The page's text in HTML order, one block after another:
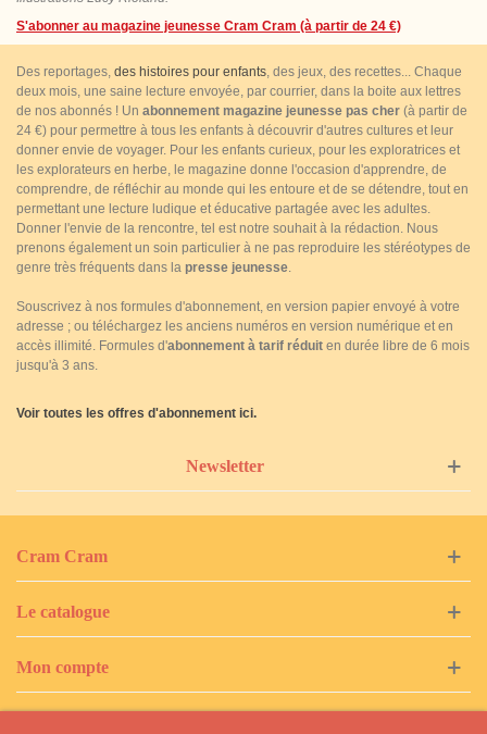
S'abonner au magazine jeunesse Cram Cram (à partir de 24 €)
Des reportages, des histoires pour enfants , des jeux, des recettes... Chaque
deux mois, une saine lecture envoyée, par courrier, dans la boite aux lettres
de nos abonnés ! Un abonnement magazine jeunesse pas cher (à partir de
24 €) pour permettre à tous les enfants à découvrir d'autres cultures et leur
donner envie de voyager. Pour les enfants curieux, pour les exploratrices et
les explorateurs en herbe, le magazine donne l'occasion d'apprendre, de
comprendre, de réfléchir au monde qui les entoure et de se détendre, tout en
permettant une lecture ludique et éducative partagée avec les adultes.
Donner l'envie de la rencontre, tel est notre souhait à la rédaction. Nous
prenons également un soin particulier à ne pas reproduire les stéréotypes de
genre très fréquents dans la presse jeunesse
Souscrivez à nos formules d'abonnement, en version papier envoyé à votre
adresse ; ou téléchargez les anciens numéros en version numérique et en
accès illimité. Formules d'abonnement à tarif réduit en durée libre de 6 mois
jusqu'à 3 ans.
Voir toutes les offres d'abonnement ici.
Newsletter
Cram Cram
Le catalogue
Mon compte